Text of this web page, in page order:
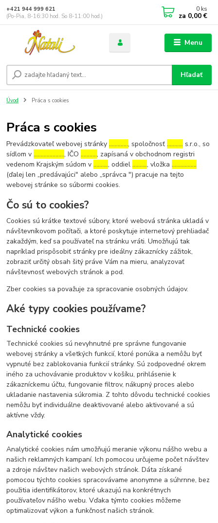
Menu
Hľadať
+421 944 999 621
(Po-Pia, 8-16:30 hod. So 8-11:00 hod.)
0 ks
za 0,00 €
Úvod Práca s cookies
Práca s cookies
Prevádzkovateľ webovej stránky…………., spoločnosť……….. s.r.o., so
sídlom v…………………, IČO……….., zapísaná v obchodnom registri
vedenom Krajským súdom v………., oddiel………., vložka……………..
(ďalej len „predávajúci" alebo „správca ") pracuje na tejto
webovej stránke so súbormi cookies.
Čo sú to cookies?
Cookies sú krátke textové súbory, ktoré webová stránka ukladá v
návštevníkovom počítači, a ktoré poskytuje internetový prehliadač
zakaždým, keď sa používateľ na stránku vráti. Umožňujú tak
napríklad prispôsobiť stránky pre ideálny zákaznícky zážitok,
zobraziť určitý obsah šitý práve Vám na mieru, analyzovať
návštevnosť webových stránok a pod.
Zber cookies sa považuje za spracovanie osobných údajov.
Aké typy cookies používame?
Technické cookies
Technické cookies sú nevyhnutné pre správne fungovanie
webovej stránky a všetkých funkcií, ktoré ponúka a nemôžu byť
vypnuté bez zablokovania funkcií stránky. Sú zodpovedné okrem
iného za uchovávanie produktov v košíku, prihlásenie k
zákazníckemu účtu, fungovanie filtrov, nákupný proces alebo
ukladanie nastavenia súkromia. Z tohto dôvodu technické cookies
nemôžu byť individuálne deaktivované alebo aktivované a sú
aktívne vždy.
Analytické cookies
Analytické cookies nám umožňujú meranie výkonu nášho webu a
našich reklamných kampaní. Ich pomocou určujeme počet návštev
a zdroje návštev našich webových stránok. Dáta získané
pomocou týchto cookies spracovávame anonymne a súhrnne, bez
použitia identifikátorov, ktoré ukazujú na konkrétnych
používateľov nášho webu. Vďaka týmto cookies môžeme
optimalizovať výkon a funkčnosť našich stránok.